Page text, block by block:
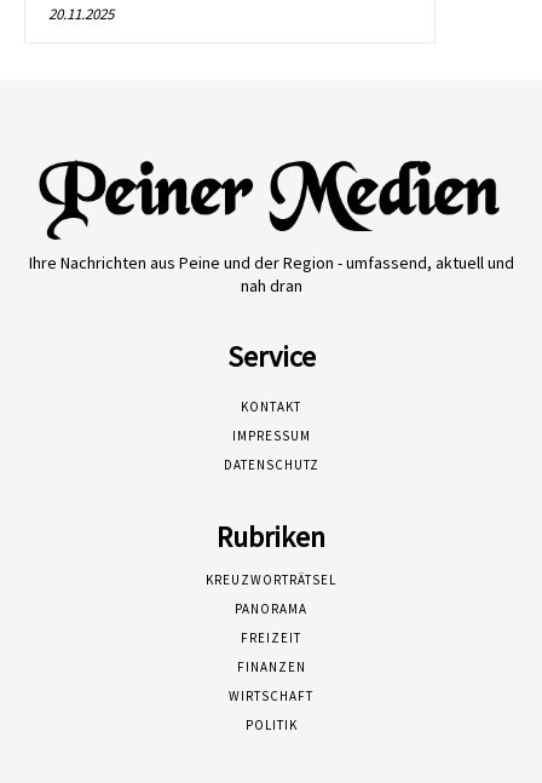
20.11.2025
Ihre Nachrichten aus Peine und der Region - umfassend, aktuell und
nah dran
Service
KONTAKT
IMPRESSUM
DATENSCHUTZ
Rubriken
KREUZWORTRÄTSEL
PANORAMA
FREIZEIT
FINANZEN
WIRTSCHAFT
POLITIK